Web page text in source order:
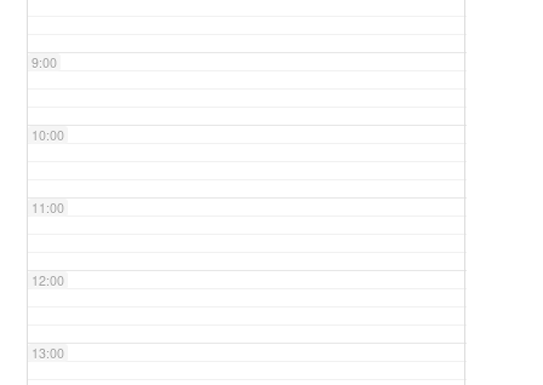
9:00
10:00
11:00
12:00
13:00